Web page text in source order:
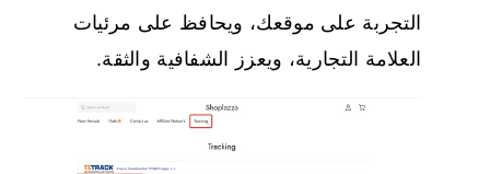
التجربة على موقعك، ويحافظ على مرئيات
العلامة التجارية، ويعزز الشفافية والثقة.